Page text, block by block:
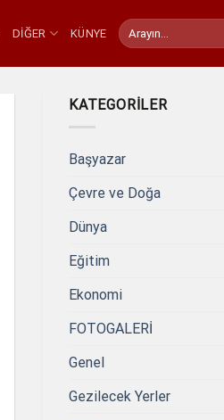
DIĞER KÜNYE
KATEGORILER
Başyazar
Çevre ve Doğa
Dünya
Eğitim
Ekonomi
FOTOGALERİ
Genel
Gezilecek Yerler